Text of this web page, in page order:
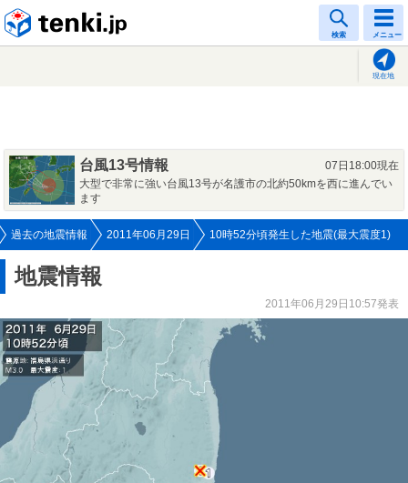
検索 メニュー
現在地
台風13号情報
07日18:00現在
大型で非常に強い台風13号が名護市の北約50kmを西に進んでい
ます
過去の地震情報 2011年06月29日 10時52分頃発生した地震(最大震度1)
地震情報
2011年06月29日10:57発表